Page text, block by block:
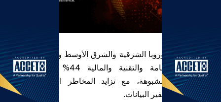
• في منطقة أوروبا الشرقية والشرق الأوسط وأفريقيا، تشكل
القطاعات العامة والتقنية والمالية 44% من الأنشطة
الإلكترونية المشبوهة، مع تزايد المخاطر المرتبطة بأمن
التطبيقات وتشفير البيانات.